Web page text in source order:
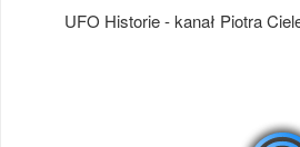
UFO Historie - kanał Piotra